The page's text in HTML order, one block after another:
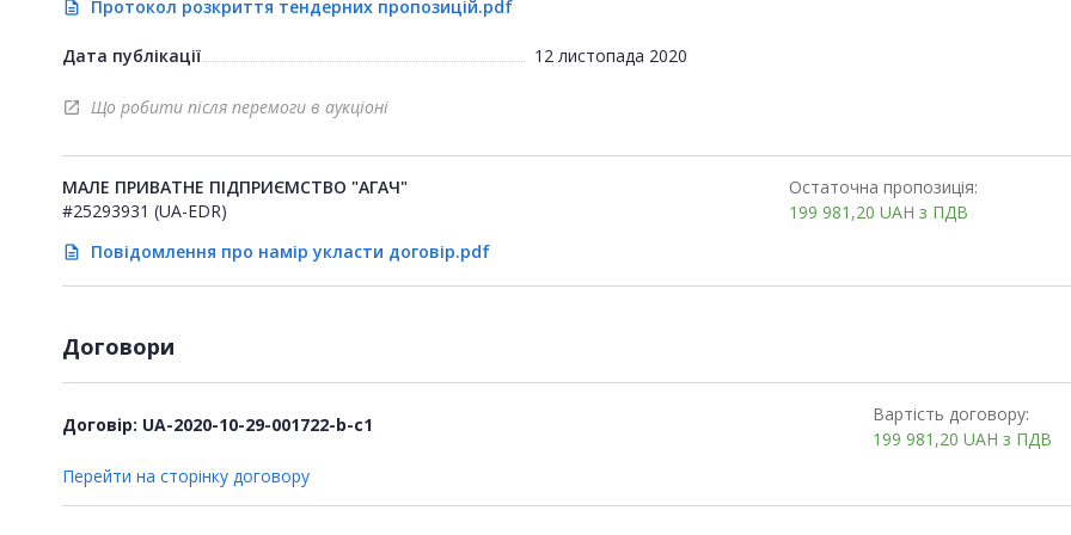
description Протокол розкриття тендерних пропозицій.pdf
Дата публікації 12 листопада 2020
open_in_new Що робити після перемоги в аукціоні
МАЛЕ ПРИВАТНЕ ПІДПРИЄМСТВО "АГАЧ"
#25293931 (UA-EDR)
description Повідомлення про намір укласти договір.pdf
Остаточна пропозиція:
199 981,20 UAH з ПДВ
Договори
Договір: UA-2020-10-29-001722-b-c1
Вартість договору:
199 981,20 UAH з ПДВ
Перейти на сторінку договору